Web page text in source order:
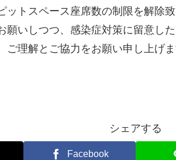
ットスペース座席数の制限を解除
願いしつつ、感染症対策に留意し
ご理解とご協力をお願い申し上げま
シェアする
Facebook